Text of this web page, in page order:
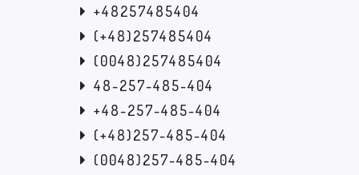
+48257485404
(+48)257485404
(0048)257485404
48-257-485-404
+48-257-485-404
(+48)257-485-404
(0048)257-485-404